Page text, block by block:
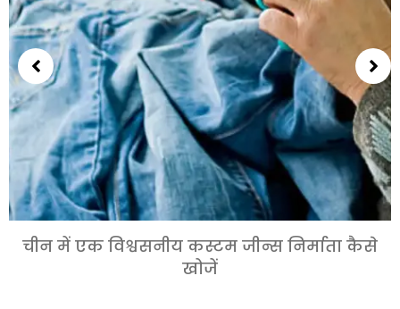
चीन में एक विश्वसनीय कस्टम जीन्स निर्माता कैसे
खोजें